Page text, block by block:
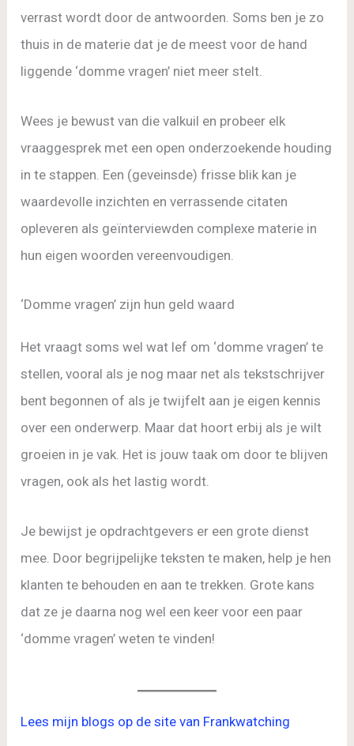
verrast wordt door de antwoorden. Soms ben je zo
thuis in de materie dat je de meest voor de hand
liggende ‘domme vragen’ niet meer stelt.
Wees je bewust van die valkuil en probeer elk
vraaggesprek met een open onderzoekende houding
in te stappen. Een (geveinsde) frisse blik kan je
waardevolle inzichten en verrassende citaten
opleveren als geïnterviewden complexe materie in
hun eigen woorden vereenvoudigen.
‘Domme vragen’ zijn hun geld waard
Het vraagt soms wel wat lef om ‘domme vragen’ te
stellen, vooral als je nog maar net als tekstschrijver
bent begonnen of als je twijfelt aan je eigen kennis
over een onderwerp. Maar dat hoort erbij als je wilt
groeien in je vak. Het is jouw taak om door te blijven
vragen, ook als het lastig wordt.
Je bewijst je opdrachtgevers er een grote dienst
mee. Door begrijpelijke teksten te maken, help je hen
klanten te behouden en aan te trekken. Grote kans
dat ze je daarna nog wel een keer voor een paar
‘domme vragen’ weten te vinden!
Lees mijn blogs op de site van Frankwatching